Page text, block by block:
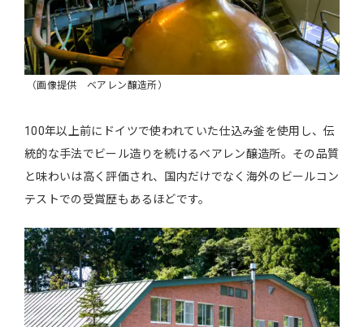
（画像提供 ベアレン醸造所）
100年以上前にドイツで使われていた仕込み釜を使用し、伝
統的な手法でビール造りを続けるベアレン醸造所。その品質
と味わいは高く評価され、国内だけでなく海外のビールコン
テストでの受賞歴もあるほどです。